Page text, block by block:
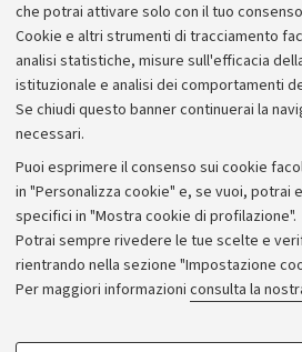
che potrai attivare solo con il tuo
Cookie e altri strumenti di tracciamento
analisi statistiche, misure sull'efficacia
istituzionale e analisi dei comportamenti
Se chiudi questo banner continuerai la
necessari.
Puoi esprimere il consenso sui cookie
in "Personalizza cookie" e, se vuoi, potrai
specifici in "Mostra cookie di profilazione".
Potrai sempre rivedere le tue scelte e
rientrando nella sezione "Impostazione
Per maggiori informazioni consulta la
Archivio
Comunicati
Redazione
Rassegna